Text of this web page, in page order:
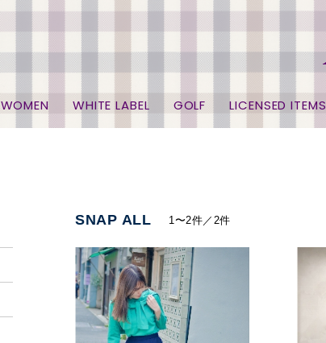
WOMEN WHITE LABEL GOLF LICENSED ITEMS
SNAP ALL 1〜2件／2件